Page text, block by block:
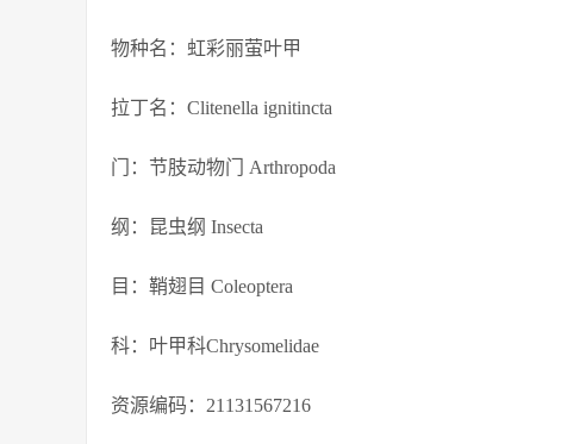
物种名：虹彩丽萤叶甲
拉丁名：Clitenella ignitincta
门：节肢动物门 Arthropoda
纲：昆虫纲 Insecta
目：鞘翅目 Coleoptera
科：叶甲科Chrysomelidae
资源编码：21131567216